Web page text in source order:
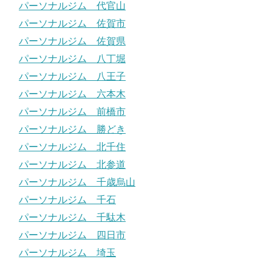
パーソナルジム 代官山
パーソナルジム 佐賀市
パーソナルジム 佐賀県
パーソナルジム 八丁堀
パーソナルジム 八王子
パーソナルジム 六本木
パーソナルジム 前橋市
パーソナルジム 勝どき
パーソナルジム 北千住
パーソナルジム 北参道
パーソナルジム 千歳烏山
パーソナルジム 千石
パーソナルジム 千駄木
パーソナルジム 四日市
パーソナルジム 埼玉